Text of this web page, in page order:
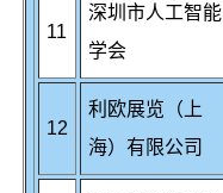
11
深圳市人工智能
学会
12
利欧展览（上
海）有限公司